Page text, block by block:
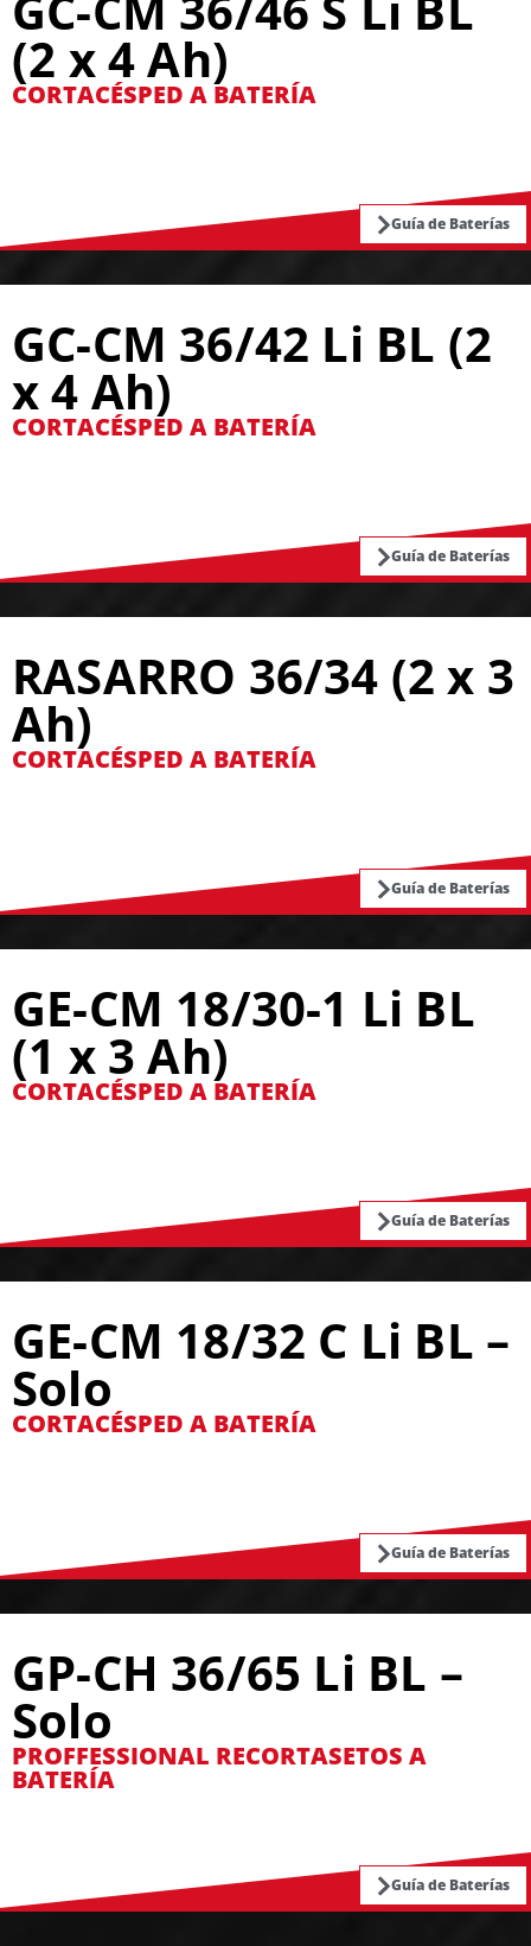
(2 x 4 Ah)
CORTACÉSPED A BATERÍA
Guía de Baterías
GC-CM 36/42 Li BL (2
x 4 Ah)
CORTACÉSPED A BATERÍA
Guía de Baterías
RASARRO 36/34 (2 x 3
Ah)
CORTACÉSPED A BATERÍA
Guía de Baterías
GE-CM 18/30-1 Li BL
(1 x 3 Ah)
CORTACÉSPED A BATERÍA
Guía de Baterías
GE-CM 18/32 C Li BL –
Solo
CORTACÉSPED A BATERÍA
Guía de Baterías
GP-CH 36/65 Li BL –
Solo
PROFFESSIONAL RECORTASETOS A
BATERÍA
Guía de Baterías